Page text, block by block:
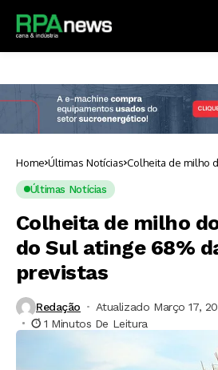
Home Últimas Notícias Colheita de milho
Últimas Notícias
Colheita de milho
do Sul atinge 68%
previstas
Redação
Atualizado Março 17,
1 Minutos De Leitura